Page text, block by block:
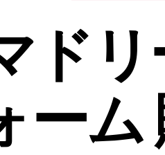
ド
ーム